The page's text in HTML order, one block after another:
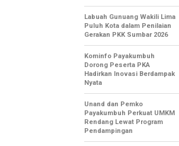
Labuah Gunuang Wakili Lima
Puluh Kota dalam Penilaian
Gerakan PKK Sumbar 2026
Kominfo Payakumbuh
Dorong Peserta PKA
Hadirkan Inovasi Berdampak
Nyata
Unand dan Pemko
Payakumbuh Perkuat UMKM
Rendang Lewat Program
Pendampingan